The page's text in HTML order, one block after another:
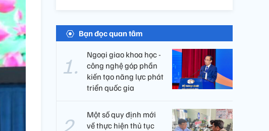
Bạn đọc quan tâm
Ngoại giao khoa học -
công nghệ góp phần
kiến tạo năng lực phát
triển quốc gia
Một số quy định mới
về thực hiện thủ tục